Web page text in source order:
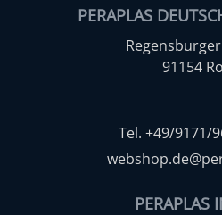
PERAPLAS
91154
Tel. +49/9171/
PERAPLAS